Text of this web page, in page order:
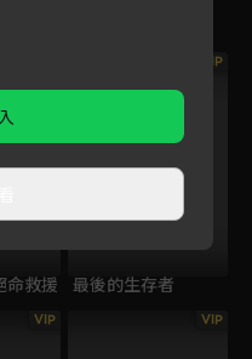
命救援
VIP
最後的生存者
VIP VIP